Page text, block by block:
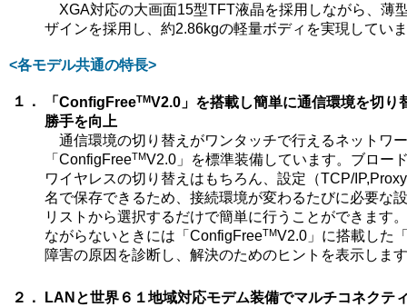
XGA対応の大画面15型TFT液晶を採用しながら、薄
ザインを採用し、約2.86kgの軽量ボディを実現してい
<各モデル共通の特長>
１． 「ConfigFreeTMV2.0」を搭載し簡単に通信環境を切り
勝手を向上
通信環境の切り替えがワンタッチで行えるネットワ
「ConfigFreeTMV2.0」を標準装備しています。ブロー
ワイヤレスの切り替えはもちろん、設定（TCP/
名で保存できるため、接続環境が変わるたびに必要な
リストから選択するだけで簡単に行うことができます
ながらないときには「ConfigFreeTMV2.0」に搭載した
障害の原因を診断し、解決のためのヒントを表示しま
２．
LANと世界６１地域対応モデム装備でマルチコネクテ